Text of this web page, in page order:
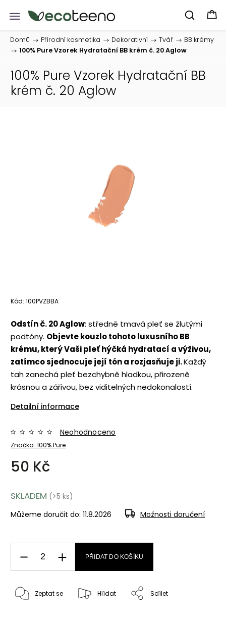
Domů / Přírodní kosmetika / Dekorativní / Tvář /
BB krémy
/
100% Pure Vzorek Hydratační BB krém č. 20 Aglow
100% Pure Vzorek Hydratační BB
krém č. 20 Aglow
Kód: 100PVZBBA
Odstín č. 20 Aglow: středně tmavá pleť se žlutými
podtóny. Objevte kouzlo tohoto luxusního BB
krému, který Vaši pleť hýčká hydratací a výživou,
zatímco sjednocuje její tón a rozjasňuje ji.Každý
tah zanechá pleť bezchybně hladkou, přirozeně
krásnou a zářivou, bez viditelných nedokonalostí.
Detailní informace
Značka: 100% Pure
Neohodnoceno
50 Kč
SKLADEM (>5 ks)
Můžeme doručit do: 11.8.2026 Možnosti doručení
PŘIDAT DO KOŠÍKU
Zeptat se Hlídat Sdílet